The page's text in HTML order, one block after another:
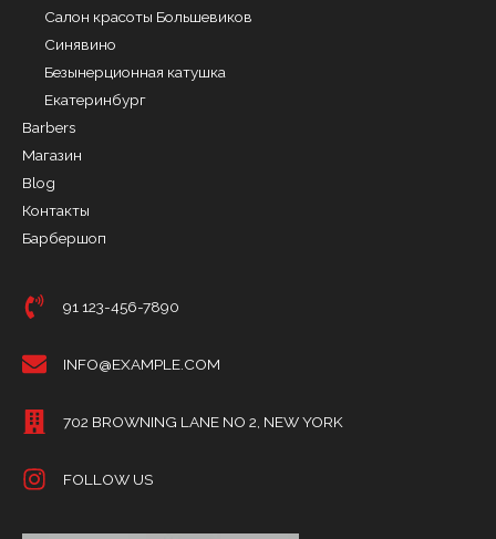
Салон красоты Большевиков
Синявино
Безынерционная катушка
Екатеринбург
Barbers
Магазин
Blog
Контакты
Барбершоп
91 123-456-7890
INFO@EXAMPLE.COM
702 BROWNING LANE NO 2, NEW YORK
FOLLOW US